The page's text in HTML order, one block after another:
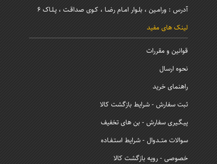
آدرس : ورامـین ، بلـوار امـام رضـا ، کـوی صداقـت ، پـلـاک 6
لینک های مفید
قوانین و مقررات
نحوه ارسال
راهنمای خرید
ثبت سفارش - شرایط بازگشت کالا
پیـگـیری سفارش - بن های تخفیف
سوالات متــدوال - شرایط استـفـاده
خصوصی - رویه بازگشت کالا